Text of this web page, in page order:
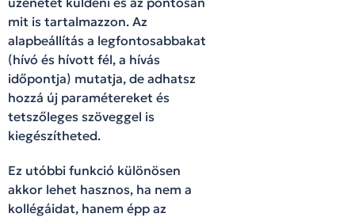
mit is tartalmazzon. Az
alapbeállítás a legfontosabbakat
(hívó és hívott fél, a hívás
időpontja) mutatja, de adhatsz
hozzá új paramétereket és
tetszőleges szöveggel is
kiegészítheted.
Ez utóbbi funkció különösen
akkor lehet hasznos, ha nem a
kollégáidat, hanem épp az